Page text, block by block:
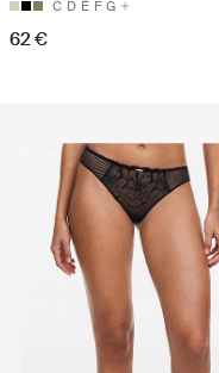
C D E F G
62 €